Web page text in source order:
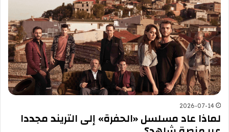
2026-07-14
لماذا عاد مسلسل «الحفرة» إلى التريند مجددا